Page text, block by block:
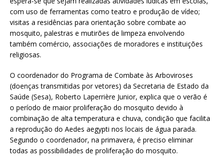
com uso de ferramentas como teatro e produção de vídeo;
visitas a residências para orientação sobre combate ao
mosquito, palestras e mutirões de limpeza envolvendo
também comércio, associações de moradores e instituições
religiosas.
O coordenador do Programa de Combate às Arboviroses
(doenças transmitidas por vetores) da Secretaria de Estado da
Saúde (Sesa), Roberto Laperrière Junior, explica que o verão é
o período de maior proliferação do mosquito devido à
combinação de alta temperatura e chuva, condição que facilita
a reprodução do Aedes aegypti nos locais de água parada.
Segundo o coordenador, na primavera, é preciso eliminar
todas as possibilidades de proliferação do mosquito.